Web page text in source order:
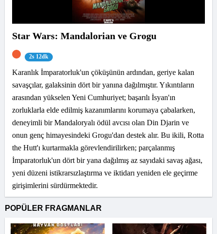
Star Wars: Mandalorian ve Grogu
2s 12dk
Karanlık İmparatorluk'un çöküşünün ardından, geriye kalan
savaşçılar, galaksinin dört bir yanına dağılmıştır. Yıkıntıların
arasından yükselen Yeni Cumhuriyet; başarılı İsyan'ın
zorluklarla elde edilmiş kazanımlarını korumaya çabalarken,
deneyimli bir Mandaloryalı ödül avcısı olan Din Djarin ve
onun genç himayesindeki Grogu'dan destek alır. Bu ikili, Rotta
the Hutt'ı kurtarmakla görevlendirilirken; parçalanmış
İmparatorluk'un dört bir yana dağılmış az sayıdaki savaş ağası,
yeni düzeni istikrarsızlaştırma ve iktidarı yeniden ele geçirme
girişimlerini sürdürmektedir.
POPÜLER FRAGMANLAR